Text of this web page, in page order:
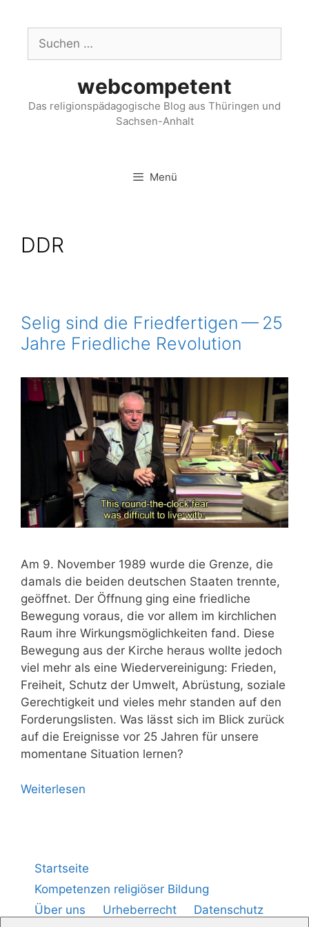
webcompetent
Das religionspädagogische Blog aus Thüringen und
Sachsen-Anhalt
Menü
DDR
Selig sind die Friedfertigen — 25
Jahre Friedliche Revolution
Am 9. Novem­ber 1989 wur­de die Gren­ze, die
damals die bei­den deut­schen Staa­ten trenn­te,
geöff­net. Der Öff­nung ging eine fried­li­che
Bewe­gung vor­aus, die vor allem im kirch­li­chen
Raum ihre Wir­kungs­mög­lich­kei­ten fand. Die­se
Bewe­gung aus der Kir­che her­aus woll­te jedoch
viel mehr als eine Wie­der­ver­ei­ni­gung: Frie­den,
Frei­heit, Schutz der Umwelt, Abrüs­tung, sozia­le
Gerech­tig­keit und vie­les mehr stan­den auf den
For­de­rungs­lis­ten. Was lässt sich im Blick zurück
auf die Ereig­nis­se vor 25 Jah­ren für unse­re
momen­ta­ne Situa­ti­on lernen?
Wei­ter­le­sen
Startseite
Kompetenzen religiöser Bildung
Über uns
Urheberrecht
Datenschutz